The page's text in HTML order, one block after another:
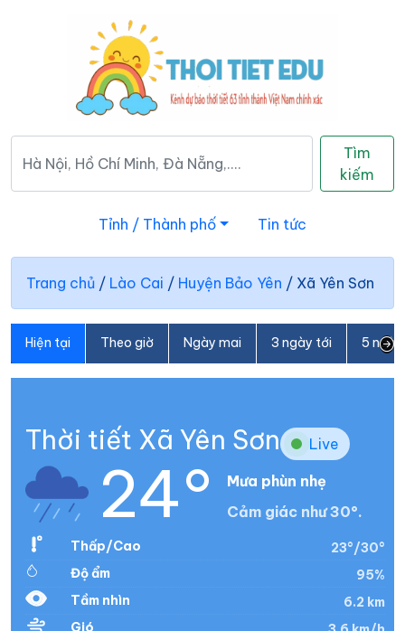
Tìm
kiếm
Tỉnh / Thành phố Tin tức
Trang chủ / Lào Cai / Huyện Bảo Yên / Xã Yên Sơn
Hiện tại Theo giờ Ngày mai 3 ngày tới 5
Thời tiết Xã Yên Sơn Live
24°
Mưa phùn nhẹ
Cảm giác như 30°.
Thấp/Cao
23°/30°
Độ ẩm
95%
Tầm nhìn
6.2 km
Gió